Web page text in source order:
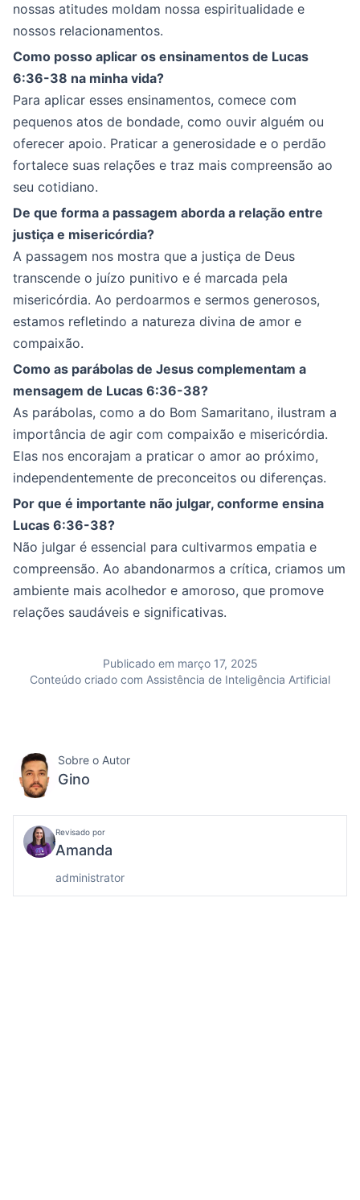
nossas atitudes moldam nossa espiritualidade e
nossos relacionamentos.
Como posso aplicar os ensinamentos de Lucas
6:36-38 na minha vida?
Para aplicar esses ensinamentos, comece com
pequenos atos de bondade, como ouvir alguém ou
oferecer apoio. Praticar a generosidade e o perdão
fortalece suas relações e traz mais compreensão ao
seu cotidiano.
De que forma a passagem aborda a relação entre
justiça e misericórdia?
A passagem nos mostra que a justiça de Deus
transcende o juízo punitivo e é marcada pela
misericórdia. Ao perdoarmos e sermos generosos,
estamos refletindo a natureza divina de amor e
compaixão.
Como as parábolas de Jesus complementam a
mensagem de Lucas 6:36-38?
As parábolas, como a do Bom Samaritano, ilustram a
importância de agir com compaixão e misericórdia.
Elas nos encorajam a praticar o amor ao próximo,
independentemente de preconceitos ou diferenças.
Por que é importante não julgar, conforme ensina
Lucas 6:36-38?
Não julgar é essencial para cultivarmos empatia e
compreensão. Ao abandonarmos a crítica, criamos um
ambiente mais acolhedor e amoroso, que promove
relações saudáveis e significativas.
Publicado em março 17, 2025
Conteúdo criado com Assistência de Inteligência Artificial
Sobre o Autor
Gino
Revisado por
Amanda
administrator